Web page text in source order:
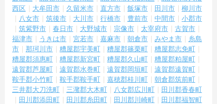
西区
大牟田市 久留米市 直方市 飯塚市 田川市
柳川市
八女市
筑後市 大川市 行橋市 豊前市 中間市
小郡市
筑紫野市
春日市 大野城市 宗像市 太宰府市
古賀市
福津市
うきは市 宮若市 嘉麻市 朝倉市 みやま市
糸島
市
那珂川市 糟屋郡宇美町 糟屋郡篠栗町
糟屋郡志免町
糟屋郡須惠町
糟屋郡新宮町 糟屋郡久山町
糟屋郡粕屋町
遠賀郡芦屋町
遠賀郡水巻町 遠賀郡岡垣町
遠賀郡遠賀町
鞍手郡小竹町
鞍手郡鞍手町 嘉穂郡桂川町
朝倉郡筑前町
三井郡大刀洗町
三潴郡大木町 八女郡広川町
田川郡香春町
田川郡添田町
田川郡糸田町 田川郡川崎町
田川郡福智町